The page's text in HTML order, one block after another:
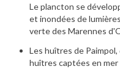
Le plancton se
et inondées de
verte des Marennes
Les huîtres de Paimpol,
huîtres captées en